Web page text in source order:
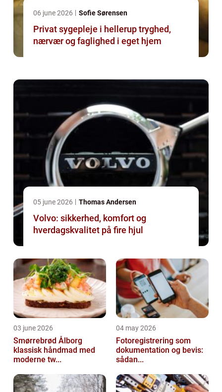
06 june 2026 Sofie Sørensen
Privat sygepleje i hellerup tryghed,
nærvær og faglighed i eget hjem
05 june 2026 Thomas Andersen
Volvo: sikkerhed, komfort og
hverdagskvalitet på fire hjul
03 june 2026
Smørrebrød Ålborg
klassisk håndmad med
moderne tw...
04 may 2026
Fotoregistrering som
dokumentation og bevis:
sådan...